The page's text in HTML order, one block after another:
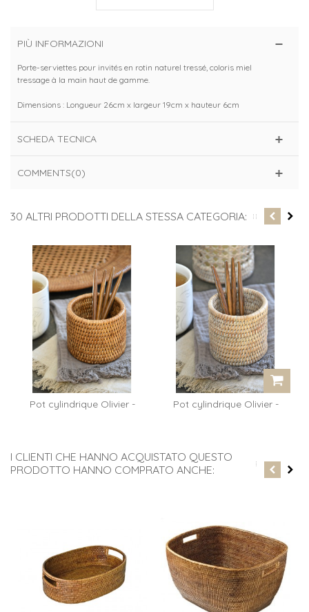
PIÙ INFORMAZIONI
Porte-serviettes pour invités en rotin naturel tressé, coloris miel
tressage à la main haut de gamme.
Dimensions : Longueur 26cm x largeur 19cm x hauteur 6cm
SCHEDA TECNICA
COMMENTS(0)
30 ALTRI PRODOTTI DELLA STESSA CATEGORIA:
Pot cylindrique Olivier -
Pot cylindrique Olivier -
I CLIENTI CHE HANNO ACQUISTATO QUESTO
PRODOTTO HANNO COMPRATO ANCHE: